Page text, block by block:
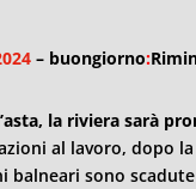
– buongiorno:
la riviera sarà
al lavoro, dopo
balneari sono